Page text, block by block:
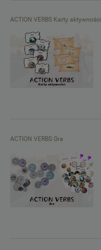
ACTION VERBS Karty aktywności
ACTION VERBS Gra